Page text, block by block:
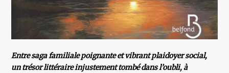
Entre saga familiale poignante et vibrant plaidoyer social,
un trésor littéraire injustement tombé dans l’oubli, à